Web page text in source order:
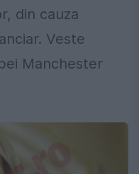
din cauza
Veste
Manchester